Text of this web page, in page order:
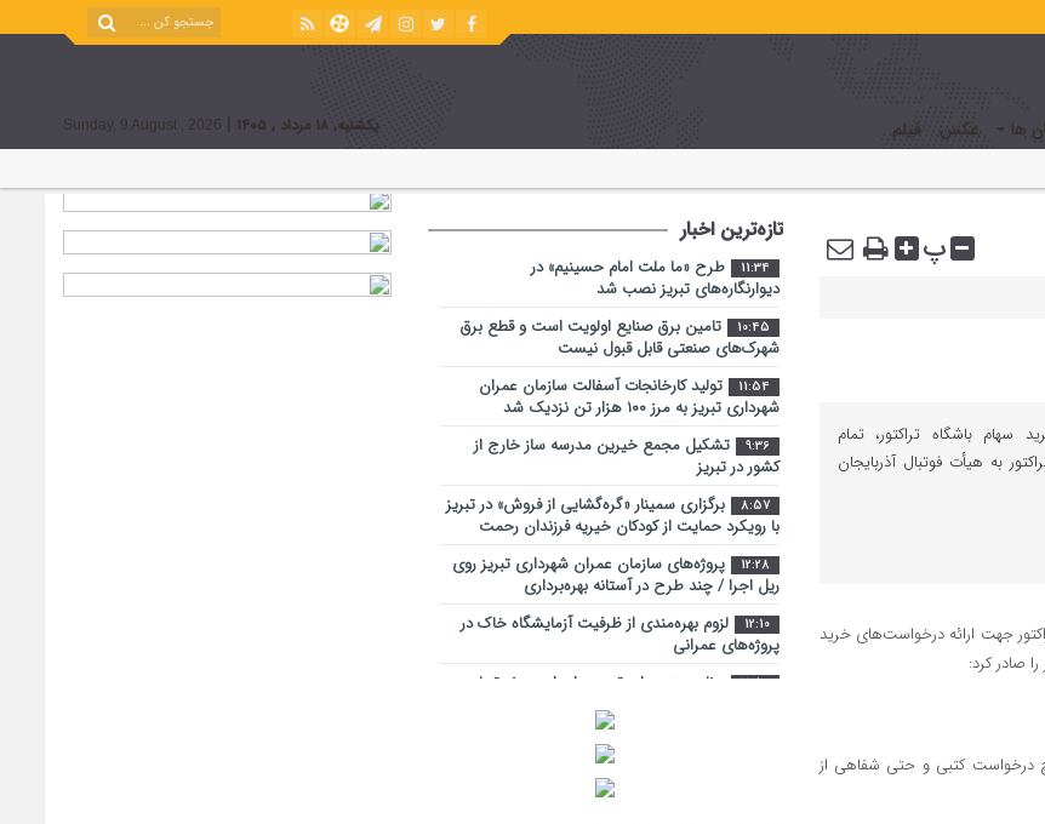
ها عکس فیلم یکشنبه, ۱۸ مرداد , ۱۴۰۵ |
Sunday, 9 August , 2026
پ
باشگاه تراکتور، تمام
به هیأت فوتبال آذربایجان
سهامداران باشگاه تراکتور جهت ارائه درخواست‌های خرید
صادر کرد:
و هیچ درخواست کتبی و حتی شفاهی از
تازه‌ترین اخبار
11:34
طرح «ما ملت امام حسینیم» در
دیوارنگاره‌های تبریز نصب شد
10:45
تامین برق صنایع اولویت است و قطع برق
شهرک‌های صنعتی قابل قبول نیست
11:54
تولید کارخانجات آسفالت سازمان عمران
شهرداری تبریز به مرز ۱۰۰ هزار تن نزدیک شد
9:36
تشکیل مجمع خیرین مدرسه ‌ساز خارج از
کشور در تبریز
8:57
برگزاری سمینار «گره‌گشایی از فروش» در تبریز
با رویکرد حمایت از کودکان خیریه فرزندان رحمت
12:28
پروژه‌های سازمان عمران شهرداری تبریز روی
ریل اجرا / چند طرح در آستانه بهره‌برداری
12:10
لزوم بهره‌مندی از ظرفیت آزمایشگاه خاک در
پروژه‌های عمرانی
11:52
برنامه‌ریزی برای تسریع اجرای پروژه تجاری و
کارنامه یک‌ساله بهزیستی آذربایجان شرقی/ از
مسکن و اشتغال تا کاهش آسیب‌های اجتماعی
شهر آینده؛ جایی که فناوری در خدمت کیفیت